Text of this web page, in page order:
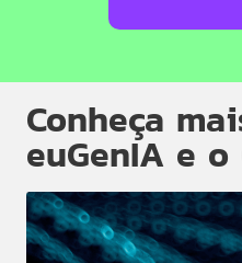
Conheça
euGenIA e